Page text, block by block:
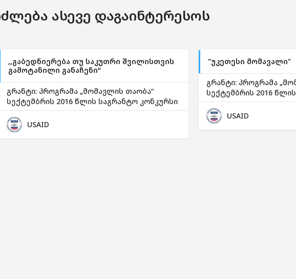
ასევე დაგაინტერესოს
,,გაბედნიერება თუ საკუთრი შვილისთვის
გამოტანილი განაჩენი“
გრანტი: პროგრამა „მომავლის თაობა“
სექტემბრის 2016 წლის საგრანტო კონკურსი
USAID
"უკეთესი მომავალი"
გრანტი: პროგრამა
სექტემბრის 2016
USAID